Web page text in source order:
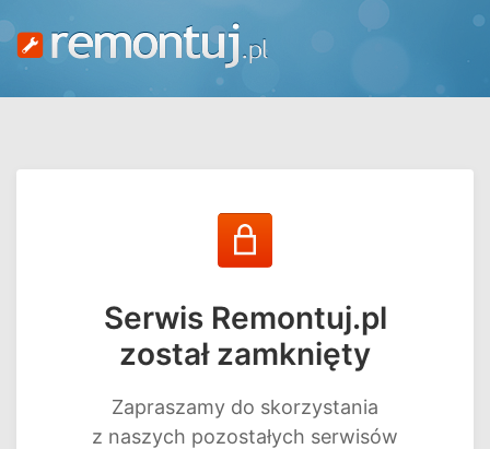
Serwis Remontuj.pl
został zamknięty
Zapraszamy do skorzystania
z naszych pozostałych serwisów